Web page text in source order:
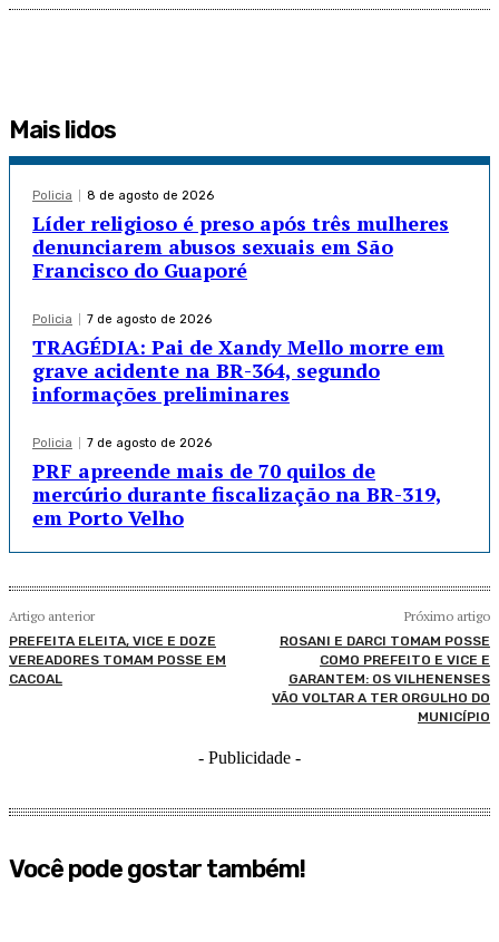
Mais lidos
Policia 8 de agosto de 2026
Líder religioso é preso após três mulheres
denunciarem abusos sexuais em São
Francisco do Guaporé
Policia 7 de agosto de 2026
TRAGÉDIA: Pai de Xandy Mello morre em
grave acidente na BR-364, segundo
informações preliminares
Policia 7 de agosto de 2026
PRF apreende mais de 70 quilos de
mercúrio durante fiscalização na BR-319,
em Porto Velho
Artigo anterior
PREFEITA ELEITA, VICE E DOZE
VEREADORES TOMAM POSSE EM
CACOAL
Próximo artigo
ROSANI E DARCI TOMAM POSSE
COMO PREFEITO E VICE E
GARANTEM: OS VILHENENSES
VÃO VOLTAR A TER ORGULHO DO
MUNICÍPIO
- Publicidade -
Você pode gostar também!